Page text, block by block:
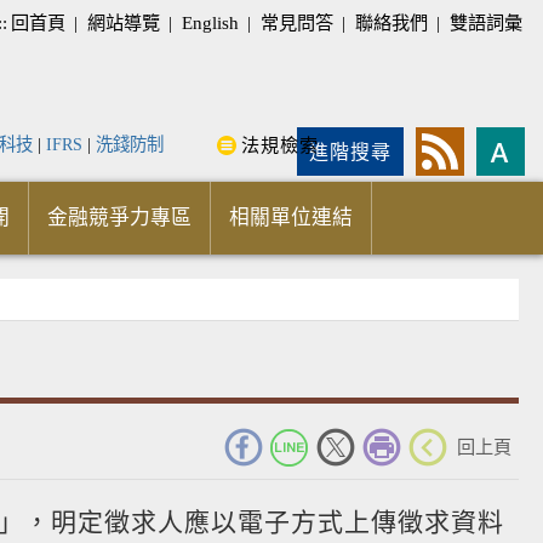
回首頁 | 網站導覽 | English | 常見問答 | 聯絡我們 | 雙語詞彙
進階搜尋
技 | IFRS | 洗錢防制 法規檢索
金融競爭力專區 相關單位連結
回上頁
，明定徵求人應以電子方式上傳徵求資料